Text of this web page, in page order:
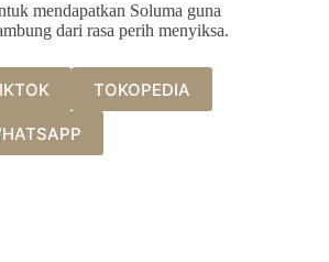
mendapatkan Soluma guna
dari rasa perih menyiksa.
TOKOPEDIA